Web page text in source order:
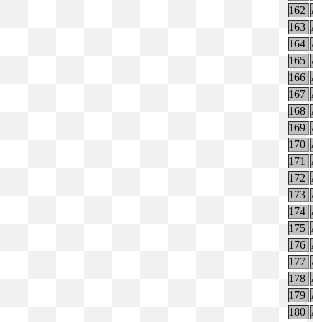
162
163
164
165
166
167
168
169
170
171
172
173
174
175
176
177
178
179
180